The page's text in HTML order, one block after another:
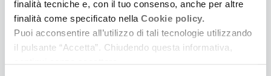
finalità tecniche e, con il tuo consenso, anche per altre
finalità come specificato nella Cookie policy.
Puoi acconsentire all’utilizzo di tali tecnologie utilizzando
il pulsante “Accetta”. Chiudendo questa informativa,